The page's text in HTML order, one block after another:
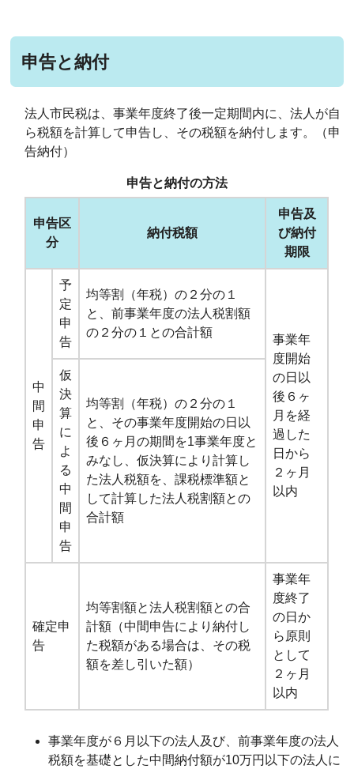
申告と納付
法人市民税は、事業年度終了後一定期間内に、法人が自
ら税額を計算して申告し、その税額を納付します。（申
告納付）
申告と納付の方法
申告区
分
納付税額
申告及
び納付
期限
中
間
申
告
予
定
申
告
均等割（年税）の２分の１
と、前事業年度の法人税割額
の２分の１との合計額
事業年
度開始
の日以
後６ヶ
月を経
過した
日から
２ヶ月
以内
仮
決
算
に
よ
る
中
間
申
告
均等割（年税）の２分の１
と、その事業年度開始の日以
後６ヶ月の期間を1事業年度と
みなし、仮決算により計算し
た法人税額を、課税標準額と
して計算した法人税割額との
合計額
確定申
告
均等割額と法人税割額との合
計額（中間申告により納付し
た税額がある場合は、その税
額を差し引いた額）
事業年
度終了
の日か
ら原則
として
２ヶ月
以内
事業年度が６月以下の法人及び、前事業年度の法人
税額を基礎とした中間納付額が10万円以下の法人に